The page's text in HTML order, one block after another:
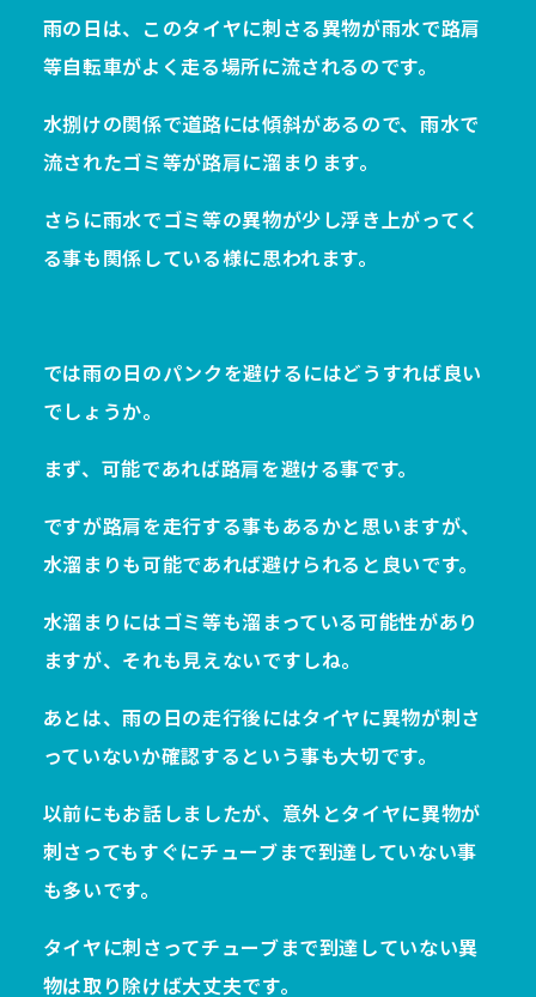
雨の日は、このタイヤに刺さる異物が雨水で路肩
等自転車がよく走る場所に流されるのです。
水捌けの関係で道路には傾斜があるので、雨水で
流されたゴミ等が路肩に溜まります。
さらに雨水でゴミ等の異物が少し浮き上がってく
る事も関係している様に思われます。
では雨の日のパンクを避けるにはどうすれば良い
でしょうか。
まず、可能であれば路肩を避ける事です。
ですが路肩を走行する事もあるかと思いますが、
水溜まりも可能であれば避けられると良いです。
水溜まりにはゴミ等も溜まっている可能性があり
ますが、それも見えないですしね。
あとは、雨の日の走行後にはタイヤに異物が刺さ
っていないか確認するという事も大切です。
以前にもお話しましたが、意外とタイヤに異物が
刺さってもすぐにチューブまで到達していない事
も多いです。
タイヤに刺さってチューブまで到達していない異
物は取り除けば大丈夫です。